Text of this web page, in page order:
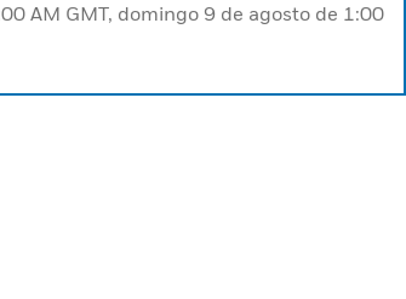
AM GMT, domingo 9 de agosto de 1:00